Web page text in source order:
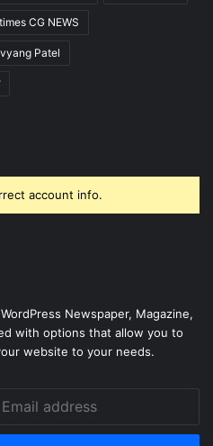
CG NEWS
Patel
account info.
Newspaper, Magazine,
with options that allow you to
website to your needs.